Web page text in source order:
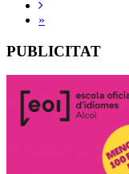
»
PUBLICITAT